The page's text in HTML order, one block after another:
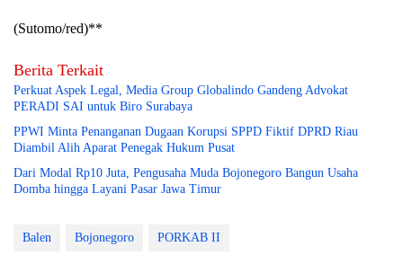
(Sutomo/red)**
Berita Terkait
Perkuat Aspek Legal, Media Group Globalindo Gandeng Advokat
PERADI SAI untuk Biro Surabaya
PPWI Minta Penanganan Dugaan Korupsi SPPD Fiktif DPRD Riau
Diambil Alih Aparat Penegak Hukum Pusat
Dari Modal Rp10 Juta, Pengusaha Muda Bojonegoro Bangun Usaha
Domba hingga Layani Pasar Jawa Timur
Balen Bojonegoro PORKAB II